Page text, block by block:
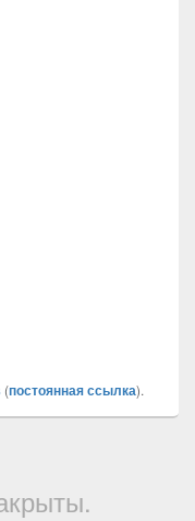
(постоянная ссылка).